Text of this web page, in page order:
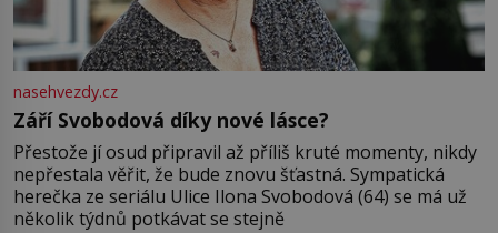
nasehvezdy.cz
Září Svobodová díky nové lásce?
Přestože jí osud připravil až příliš kruté momenty, nikdy
nepřestala věřit, že bude znovu šťastná. Sympatická
herečka ze seriálu Ulice Ilona Svobodová (64) se má už
několik týdnů potkávat se stejně